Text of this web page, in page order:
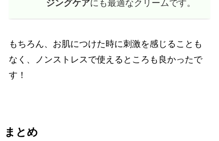
ジングケアにも最適なクリームです。
もちろん、お肌につけた時に刺激を感じることも
なく、ノンストレスで使えるところも良かったで
す！
まとめ